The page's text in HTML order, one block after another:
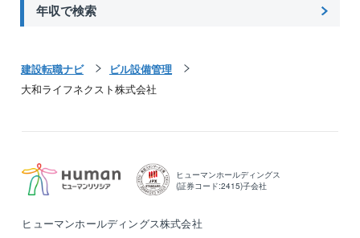
年収で検索
建設転職ナビ
ビル設備管理
大和ライフネクスト株式会社
ヒューマンホールディングス
(証券コード:2415)子会社
ヒューマンホールディングス株式会社